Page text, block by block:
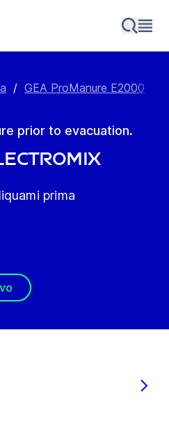
/ GEA ProManure E2000
prior to evacuation.
prima